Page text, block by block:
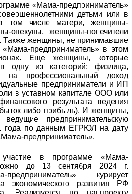
«Мама-предприниматель»
детьми или в
в том числе матери, женщины-
опекуны, женщины-попечители
Также женщины, не принимавшие
предприниматель» в этом
Еще женщины, которые
одну из категорий: физлица,
на профессиональный доход
предприниматели и ИП
в уставном капитале ООО или
результата ведения
либо прибыль). И женщины,
предпринимательскую
года по данным ЕГРЮЛ на дату
предприниматель».
в программе «Мама-
до 13 сентября 2024 г.
курирует
экономического развития РФ
Реализуется по нацпроекту